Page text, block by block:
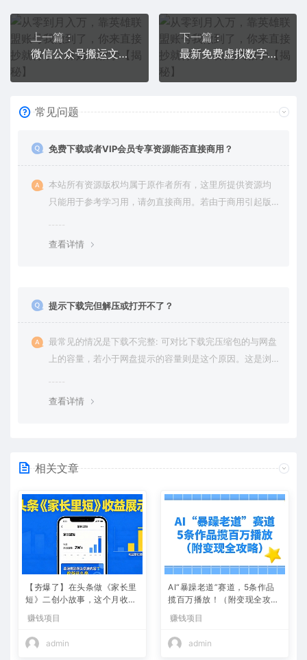
上一篇：
微信公众号搬运文章，单账号月收益3000+收益稳定，长期项目，无限放大
下一篇：
最新免费虚拟数字人项目，赚钱做自媒体视频必备【揭秘】
常见问题
免费下载或者VIP会员专享资源能否直接商用？
本站所有资源版权均属于原作者所有，这里所提供资源均
只能用于参考学习用，请勿直接商用。若由于商用引起版
查看详情
提示下载完但解压或打开不了？
最常见的情况是下载不完整: 可对比下载完压缩包的与网盘
上的容量，若小于网盘提示的容量则是这个原因。这是浏
查看详情
相关文章
【夯爆了】在头条做《家长里
短》二创小故事，这个月收益
2w+
赚钱项目
admin
AI“暴躁老道”赛道，5条作品
揽百万播放！（附变现全攻
略）
赚钱项目
admin